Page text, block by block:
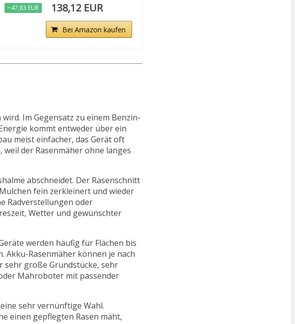
−47,83 EUR 138,12 EUR
Bei Amazon kaufen
Im Gegensatz zu einem Benzin-
kommt entweder über ein
meist einfacher, das Gerät oft
der Rasenmäher ohne langes
abschneidet. Der Rasenschnitt
fein zerkleinert und wieder
Radverstellungen oder
Wetter und gewünschter
werden häufig für Flächen bis
Rasenmäher können je nach
sehr große Grundstücke, sehr
Mähroboter mit passender
sehr vernünftige Wahl.
einen gepflegten Rasen mäht,